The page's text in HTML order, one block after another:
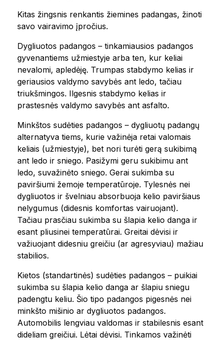
Kitas žingsnis renkantis žiemines padangas, žinoti
savo vairavimo įpročius.
Dygliuotos padangos – tinkamiausios padangos
gyvenantiems užmiestyje arba ten, kur keliai
nevalomi, apledėję. Trumpas stabdymo kelias ir
geriausios valdymo savybės ant ledo, tačiau
triukšmingos. Ilgesnis stabdymo kelias ir
prastesnės valdymo savybės ant asfalto.
Minkštos sudėties padangos – dygliuotų padangų
alternatyva tiems, kurie važinėja retai valomais
keliais (užmiestyje), bet nori turėti gerą sukibimą
ant ledo ir sniego. Pasižymi geru sukibimu ant
ledo, suvažinėto sniego. Gerai sukimba su
paviršiumi žemoje temperatūroje. Tylesnės nei
dygliuotos ir švelniau absorbuoja kelio paviršiaus
nelygumus (didesnis komfortas vairuojant).
Tačiau prasčiau sukimba su šlapia kelio danga ir
esant pliusinei temperatūrai. Greitai dėvisi ir
važiuojant didesniu greičiu (ar agresyviau) mažiau
stabilios.
Kietos (standartinės) sudėties padangos – puikiai
sukimba su šlapia kelio danga ar šlapiu sniegu
padengtu keliu. Šio tipo padangos pigesnės nei
minkšto mišinio ar dygliuotos padangos.
Automobilis lengviau valdomas ir stabilesnis esant
dideliam greičiui. Lėtai dėvisi. Tinkamos važinėti